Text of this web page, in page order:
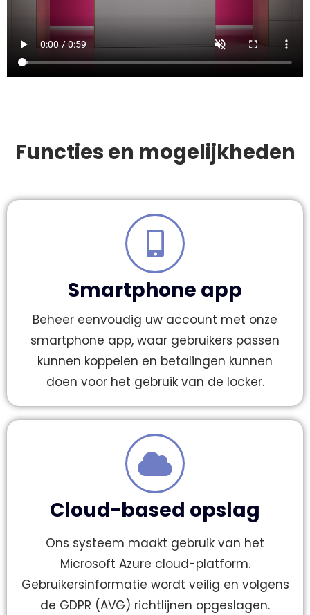
Functies en mogelijkheden
Smartphone app
Beheer eenvoudig uw account met onze
smartphone app, waar gebruikers passen
kunnen koppelen en betalingen kunnen
doen voor het gebruik van de locker.
Cloud-based opslag
Ons systeem maakt gebruik van het
Microsoft Azure cloud-platform.
Gebruikersinformatie wordt veilig en volgens
de GDPR (AVG) richtlijnen opgeslagen.